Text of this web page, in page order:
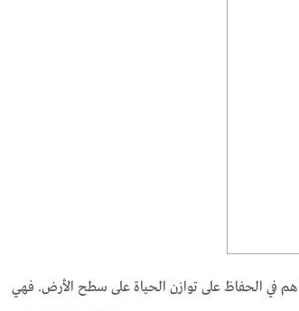
في الحفاظ على توازن الحياة على سطح الأرض. فهي